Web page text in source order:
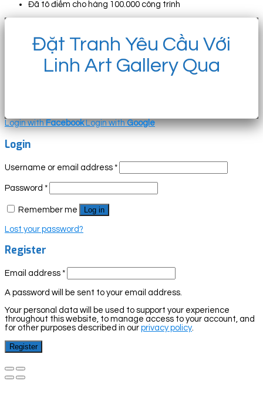
Đã tô điểm cho hàng 100.000 công trình
Đặt Tranh Yêu Cầu Với
Linh Art Gallery Qua
Login withFacebook Login withGoogle
Login
Username or email address *
Password *
Remember me Log in
Lost your password?
Register
Email address *
A password will be sent to your email address.
Your personal data will be used to support your experience
throughout this website, to manage access to your account, and
for other purposes described in our privacy policy
Register